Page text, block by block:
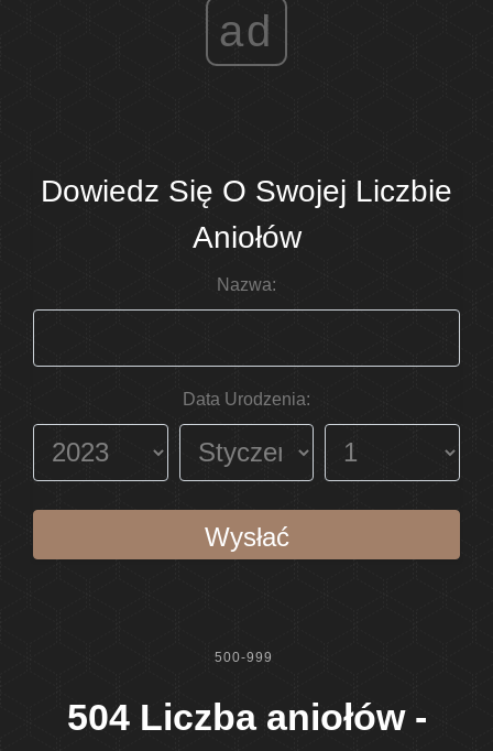
ad
Dowiedz Się O Swojej Liczbie
Aniołów
Nazwa:
Data Urodzenia:
Wysłać
500-999
504 Liczba aniołów -